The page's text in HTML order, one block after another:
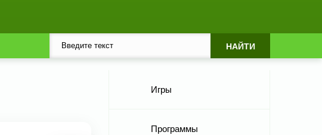
Игры
Программы